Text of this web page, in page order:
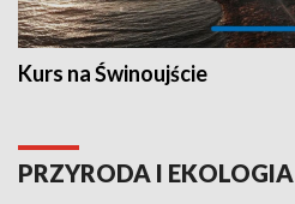
Kurs na Świnoujście
PRZYRODA I EKOLOGIA